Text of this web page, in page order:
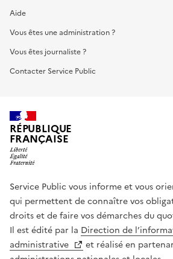
Aide
Vous êtes une administration ?
Vous êtes journaliste ?
Contacter Service Public
RÉPUBLIQUE
FRANÇAISE
Service Public vous informe et vous
qui permettent de connaître vos
droits et de faire vos démarches du
Il est édité par la Direction de
administrative
et réalisé en